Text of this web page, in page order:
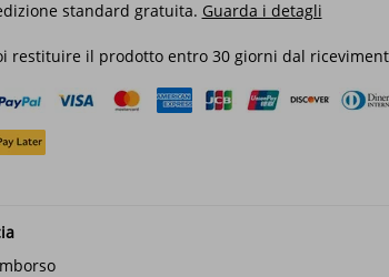
standard gratuita. Guarda i detagli
restituire il prodotto entro 30 giorni dal